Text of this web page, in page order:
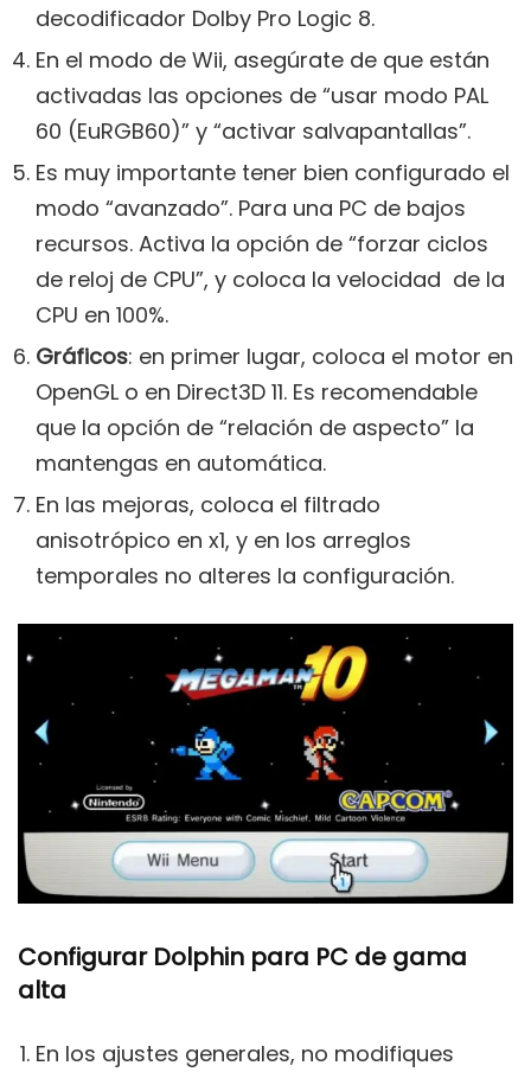
decodificador Dolby Pro Logic 8.
En el modo de Wii, asegúrate de que están
activadas las opciones de “usar modo PAL
60 (EuRGB60)” y “activar salvapantallas”.
Es muy importante tener bien configurado el
modo “avanzado”. Para una PC de bajos
recursos. Activa la opción de “forzar ciclos
de reloj de CPU”, y coloca la velocidad de la
CPU en 100%.
Gráficos: en primer lugar, coloca el motor en
OpenGL o en Direct3D 11. Es recomendable
que la opción de “relación de aspecto” la
mantengas en automática.
En las mejoras, coloca el filtrado
anisotrópico en x1, y en los arreglos
temporales no alteres la configuración.
Configurar Dolphin para PC de gama
alta
En los ajustes generales, no modifiques